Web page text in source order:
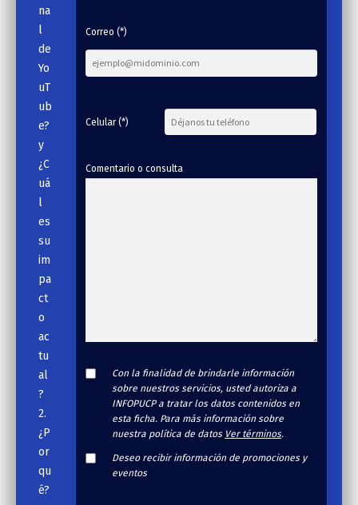
na
l
de
Yo
uT
ub
e?
y
¿C
uá
l
es
su
im
pa
ct
o
ac
tu
al
?
2.
¿P
or
qu
é?
Correo (*)
Celular (*)
Comentario o consulta
Con la finalidad de brindarle información
sobre nuestros servicios, usted autoriza a
INFOPUCP a tratar los datos contenidos en
esta ficha. Para más información sobre
nuestra política de datos Ver términos.
Deseo recibir información de promociones y
eventos